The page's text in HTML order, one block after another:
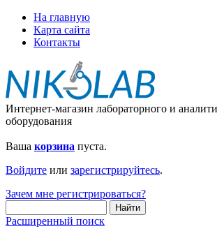
На главную
Карта сайта
Контакты
Интернет-магазин лабораторного и
оборудования
Ваша корзина пуста.
Войдите или зарегистрируйтесь.
Зачем мне регистрироваться?
Расширенный поиск